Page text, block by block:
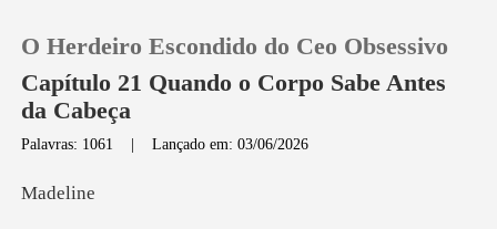
O Herdeiro Escondido do Ceo Obsessivo
Capítulo 21 Quando o Corpo Sabe Antes
da Cabeça
Palavras: 1061 |Lançado em: 03/06/2026
de